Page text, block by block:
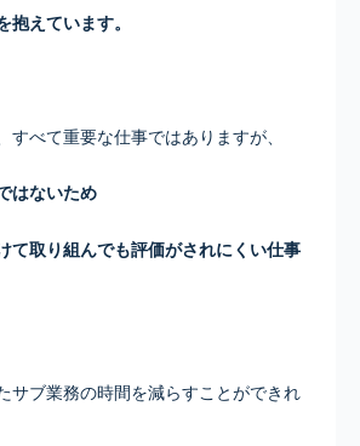
抱えています。
すべて重要な仕事ではありますが、
はないため
て取り組んでも評価がされにくい仕事
サブ業務の時間を減らすことができれ